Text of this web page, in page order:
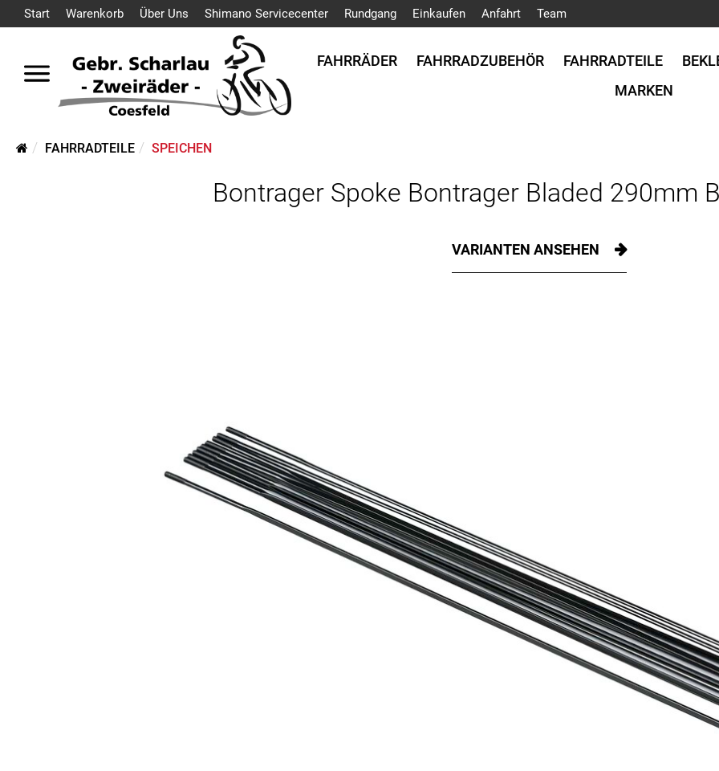
Start Warenkorb Über Uns Shimano Servicecenter Rundgang Einkaufen Anfahrt Team
FAHRRÄDER FAHRRADZUBEHÖR FAHRRADTEILE
MARKEN
FAHRRADTEILE SPEICHEN
Bontrager Spoke Bontrager Bladed 290mm
VARIANTEN ANSEHEN